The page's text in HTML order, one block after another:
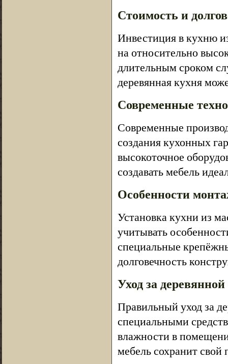
Стоимость и
Инвестиция в кухню
на относительно
длительным сроком
деревянная кухня
Современные
Современные
создания кухонных
высокоточное
создавать мебель
Особенности
Установка кухни из
учитывать
специальные
долговечность
Уход за
Правильный уход за
специальными
влажности в
мебель сохранит свой